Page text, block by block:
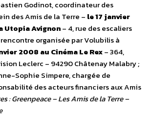
Godinot, coordinateur des
des Amis de la Terre – le 17 janvier
Utopia Avignon– 4, rue des escaliers
organisée par Volubilis à
2008 au Cinéma Le Rex– 364,
Leclerc – 94290 Châtenay Malabry ;
Sophie Simpere, chargée de
des acteurs financiers aux Amis
: Greenpeace – Les Amis de la Terre –